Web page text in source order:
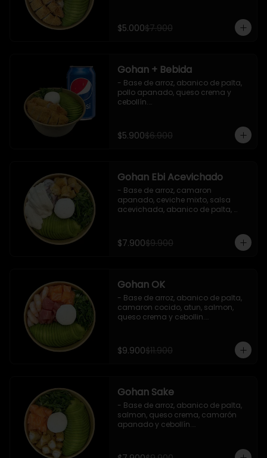
$5.000$7.900
Gohan + Bebida
- Base de arroz, abanico de palta,
pollo apanado, queso crema y
cebollín.
**Imagen Referencial**
$5.900$6.900
Gohan Ebi Acevichado
- Base de arroz, camaron
apanado, ceviche mixto, salsa
acevichada, abanico de palta,
$7.900$9.900
Gohan OK
- Base de arroz, abanico de palta,
camaron cocido, atun, salmon,
queso crema y cebollin.
$9.900$11.900
Gohan Sake
- Base de arroz, abanico de palta,
salmon, queso crema, camarón
apanado y cebollín.